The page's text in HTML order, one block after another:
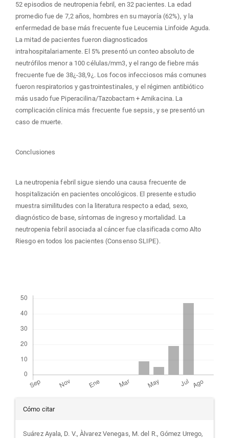
52 episodios de neutropenia febril, en 32 pacientes. La edad
promedio fue de 7,2 años, hombres en su mayoría (62%), y la
enfermedad de base más frecuente fue Leucemia Linfoide Aguda.
La mitad de pacientes fueron diagnosticados
intrahospitalariamente. El 5% presentó un conteo absoluto de
neutrófilos menor a 100 células/mm3, y el rango de fiebre más
frecuente fue de 38¿-38,9¿. Los focos infecciosos más comunes
fueron respiratorios y gastrointestinales, y el régimen antibiótico
más usado fue Piperacilina/Tazobactam + Amikacina. La
complicación clínica más frecuente fue sepsis, y se presentó un
caso de muerte.
Conclusiones
La neutropenia febril sigue siendo una causa frecuente de
hospitalización en pacientes oncológicos. El presente estudio
muestra similitudes con la literatura respecto a edad, sexo,
diagnóstico de base, síntomas de ingreso y mortalidad. La
neutropenia febril asociada al cáncer fue clasificada como Alto
Riesgo en todos los pacientes (Consenso SLIPE).
Detalles
Cómo citar
Suárez Ayala, D. V., Àlvarez Venegas, M. del R., Gómez Urrego,